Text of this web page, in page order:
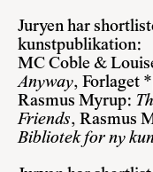
Juryen har
kunstpublikation:
MC Coble &
Anyway, Forlaget
Rasmus Myrup:
Friends, Rasmus
Bibliotek for ny